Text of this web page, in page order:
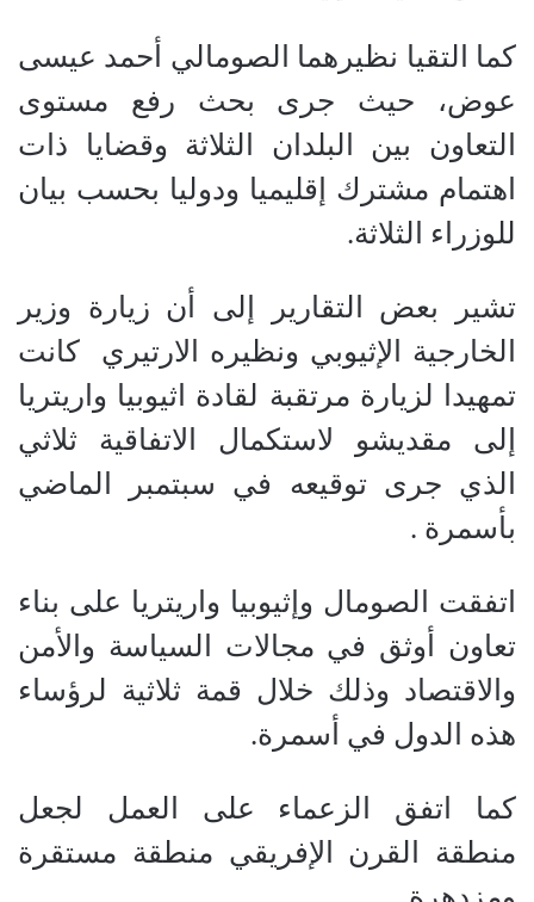
كما التقيا نظيرهما الصومالي أحمد عيسى
عوض، حيث جرى بحث رفع مستوى
التعاون بين البلدان الثلاثة وقضايا ذات
اهتمام مشترك إقليميا ودوليا بحسب بيان
للوزراء الثلاثة.
تشير بعض التقارير إلى أن زيارة وزير
الخارجية الإثيوبي ونظيره الارتيري كانت
تمهيدا لزيارة مرتقبة لقادة اثيوبيا واريتريا
إلى مقديشو لاستكمال الاتفاقية ثلاثي
الذي جرى توقيعه في سبتمبر الماضي
بأسمرة .
اتفقت الصومال وإثيوبيا واريتريا على بناء
تعاون أوثق في مجالات السياسة والأمن
والاقتصاد وذلك خلال قمة ثلاثية لرؤساء
هذه الدول في أسمرة.
كما اتفق الزعماء على العمل لجعل
منطقة القرن الإفريقي منطقة مستقرة